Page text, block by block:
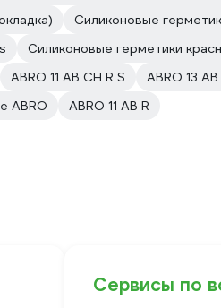
Силиконовые
Силиконовые герметики
ABRO 11 AB CH R S
ABRO 13
ABRO ABRO 11 AB R
Сервисы по